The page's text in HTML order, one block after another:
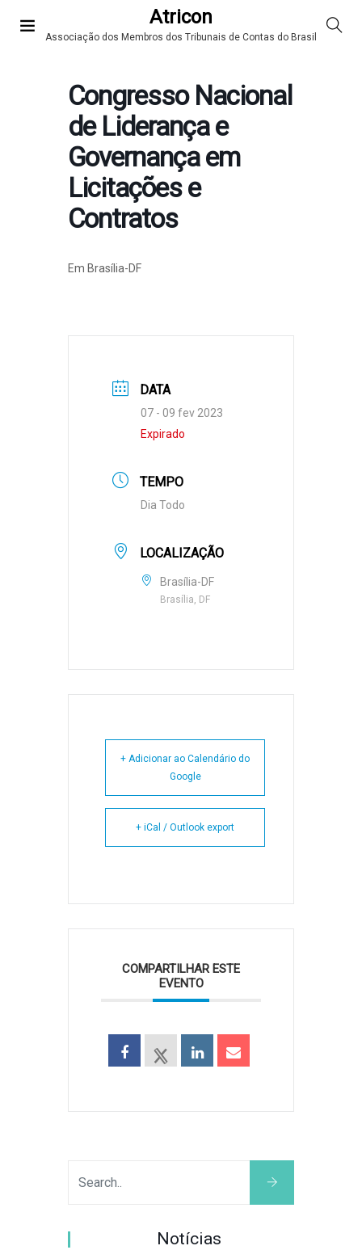
Atricon
Associação dos Membros dos Tribunais de Contas do Brasil
Congresso Nacional
de Liderança e
Governança em
Licitações e
Contratos
Em Brasília-DF
DATA
07 - 09 fev 2023
Expirado
TEMPO
Dia Todo
LOCALIZAÇÃO
Brasília-DF
Brasília, DF
+ Adicionar ao Calendário do
Google
+ iCal / Outlook export
COMPARTILHAR ESTE
EVENTO
Notícias